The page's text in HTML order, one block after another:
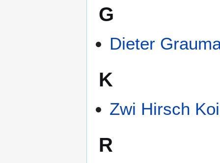
G
Dieter
K
Zwi Hirsch
R